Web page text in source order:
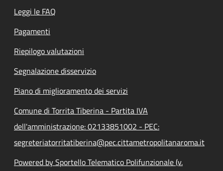
Leggi le FAQ
Pagamenti
Riepilogo valutazioni
Segnalazione disservizio
Piano di miglioramento dei servizi
Comune di Torrita Tiberina - Partita IVA
dell'amministrazione: 02133851002 - PEC:
segreteriatorritatiberina@pec.cittametropolitanaroma.it
Powered by Sportello Telematico Polifunzionale (v.